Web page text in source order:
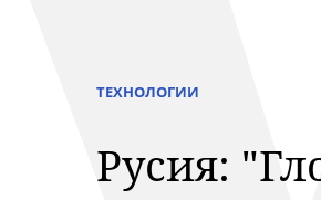
ТЕХНОЛОГИИ
Русия: